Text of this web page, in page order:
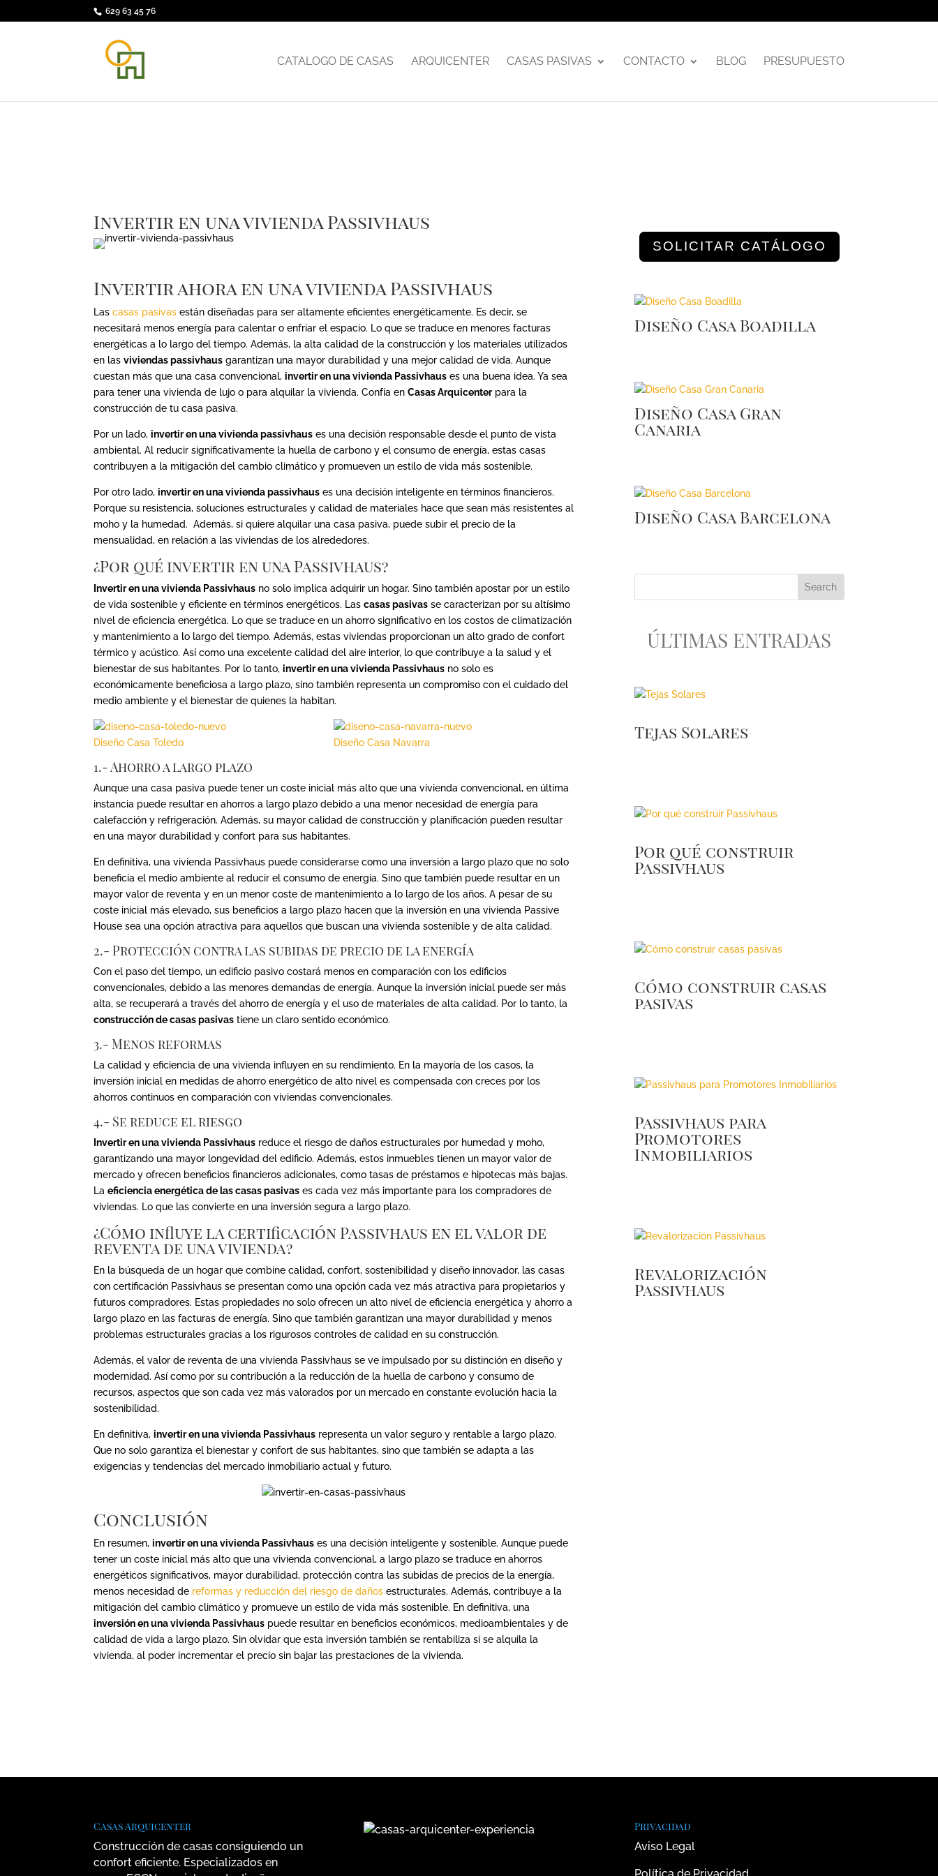
629 63 45 76
CATALOGO DE CASAS ARQUICENTER CASAS PASIVAS CONTACTO BLOG PRESUPUESTO
Invertir en una vivienda Passivhaus
Invertir ahora en una vivienda Passivhaus
Lascasas pasivas están diseñadas para ser altamente eficientes energéticamente. Es decir, se
necesitará menos energía para calentar o enfriar el espacio. Lo que se traduce en menores facturas
energéticas a lo largo del tiempo. Además, la alta calidad de la construcción y los materiales utilizados
en lasviviendas passivhaus garantizan una mayor durabilidad y una mejor calidad de vida. Aunque
cuestan más que una casa convencional,invertir en una vivienda Passivhaus es una buena idea. Ya sea
para tener una vivienda de lujo o para alquilar la vivienda. Confía enCasas Arquicenterpara la
construcción de tu casa pasiva.
Por un lado,invertir en una vivienda passivhaus es una decisión responsable desde el punto de vista
ambiental. Al reducir significativamente la huella de carbono y el consumo de energía, estas casas
contribuyen a la mitigación del cambio climático y promueven un estilo de vida más sostenible.
Por otro lado,invertir en una vivienda passivhaus es una decisión inteligente en términos financieros.
Porque su resistencia, soluciones estructurales y calidad de materiales hace que sean más resistentes al
moho y la humedad. Además, si quiere alquilar una casa pasiva, puede subir el precio de la
mensualidad, en relación a las viviendas de los alrededores.
¿Por qué invertir en una Passivhaus?
Invertir en una vivienda Passivhaus no solo implica adquirir un hogar. Sino también apostar por un estilo
de vida sostenible y eficiente en términos energéticos. Lascasas pasivas se caracterizan por su altísimo
nivel de eficiencia energética. Lo que se traduce en un ahorro significativo en los costos de climatización
y mantenimiento a lo largo del tiempo. Además, estas viviendas proporcionan un alto grado de confort
térmico y acústico. Así como una excelente calidad del aire interior, lo que contribuye a la salud y el
bienestar de sus habitantes. Por lo tanto,invertir en una vivienda Passivhaus no solo es
económicamente beneficiosa a largo plazo, sino también representa un compromiso con el cuidado del
medio ambiente y el bienestar de quienes la habitan.
Diseño Casa Toledo Diseño Casa Navarra
1.- Ahorro a largo plazo
Aunque una casa pasiva puede tener un coste inicial más alto que una vivienda convencional, en última
instancia puede resultar en ahorros a largo plazo debido a una menor necesidad de energía para
calefacción y refrigeración. Además, su mayor calidad de construcción y planificación pueden resultar
en una mayor durabilidad y confort para sus habitantes.
En definitiva, una vivienda Passivhaus puede considerarse como una inversión a largo plazo que no solo
beneficia el medio ambiente al reducir el consumo de energía. Sino que también puede resultar en un
mayor valor de reventa y en un menor coste de mantenimiento a lo largo de los años. A pesar de su
coste inicial más elevado, sus beneficios a largo plazo hacen que la inversión en una vivienda Passive
House sea una opción atractiva para aquellos que buscan una vivienda sostenible y de alta calidad.
2.- Protección contra las subidas de precio de la energía
Con el paso del tiempo, un edificio pasivo costará menos en comparación con los edificios
convencionales, debido a las menores demandas de energía. Aunque la inversión inicial puede ser más
alta, se recuperará a través del ahorro de energía y el uso de materiales de alta calidad. Por lo tanto, la
construcción de casas pasivas tiene un claro sentido económico.
3.- Menos reformas
La calidad y eficiencia de una vivienda influyen en su rendimiento. En la mayoría de los casos, la
inversión inicial en medidas de ahorro energético de alto nivel es compensada con creces por los
ahorros continuos en comparación con viviendas convencionales.
4.- Se reduce el riesgo
Invertir en una vivienda Passivhaus reduce el riesgo de daños estructurales por humedad y moho,
garantizando una mayor longevidad del edificio. Además, estos inmuebles tienen un mayor valor de
mercado y ofrecen beneficios financieros adicionales, como tasas de préstamos e hipotecas más bajas.
Laeficiencia energética de las casas pasivas es cada vez más importante para los compradores de
viviendas. Lo que las convierte en una inversión segura a largo plazo.
¿Cómo influye la certificación Passivhaus en el valor de
reventa de una vivienda?
En la búsqueda de un hogar que combine calidad, confort, sostenibilidad y diseño innovador, las casas
con certificación Passivhaus se presentan como una opción cada vez más atractiva para propietarios y
futuros compradores. Estas propiedades no solo ofrecen un alto nivel de eficiencia energética y ahorro a
largo plazo en las facturas de energía. Sino que también garantizan una mayor durabilidad y menos
problemas estructurales gracias a los rigurosos controles de calidad en su construcción.
Además, el valor de reventa de una vivienda Passivhaus se ve impulsado por su distinción en diseño y
modernidad. Así como por su contribución a la reducción de la huella de carbono y consumo de
recursos, aspectos que son cada vez más valorados por un mercado en constante evolución hacia la
sostenibilidad.
En definitiva,invertir en una vivienda Passivhaus representa un valor seguro y rentable a largo plazo.
Que no solo garantiza el bienestar y confort de sus habitantes, sino que también se adapta a las
exigencias y tendencias del mercado inmobiliario actual y futuro.
Conclusión
En resumen,invertir en una vivienda Passivhaus es una decisión inteligente y sostenible. Aunque puede
tener un coste inicial más alto que una vivienda convencional, a largo plazo se traduce en ahorros
energéticos significativos, mayor durabilidad, protección contra las subidas de precios de la energía,
menos necesidad de reformas y reducción del riesgo de daños estructurales. Además, contribuye a la
mitigación del cambio climático y promueve un estilo de vida más sostenible. En definitiva, una
inversión en una vivienda Passivhaus puede resultar en beneficios económicos, medioambientales y de
calidad de vida a largo plazo. Sin olvidar que esta inversión también se rentabiliza si se alquila la
vivienda, al poder incrementar el precio sin bajar las prestaciones de la vivienda.
SOLICITAR CATÁLOGO
Diseño Casa Boadilla
Diseño Casa Gran
Canaria
Diseño Casa Barcelona
ÚLTIMAS ENTRADAS
Tejas Solares
Por qué construir
Passivhaus
Cómo construir casas
pasivas
Passivhaus para
Promotores
Inmobiliarios
Revalorización
Passivhaus
Casas Arquicenter
Construcción de casas consiguiendo un
confort eficiente. Especializados en
Privacidad
Aviso Legal